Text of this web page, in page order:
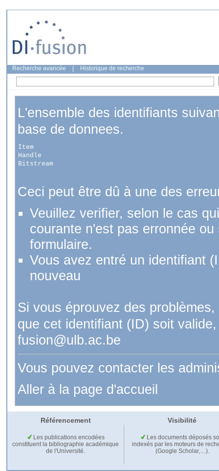
Recherche avancée Historique de recherche
L'ensemble des identifiants
base de donnees.
Item
Handle
Bitstream
Ceci peut être dû à une des
Veuillez verifier, selon le cas
courante n'est pas erronnée
formulaire.
Vous avez entré un identifiant
nouveau
Si vous éprouvez des
que cet identifiant (ID) soit
fusion@ulb.ac.be
Vous pouvez contacter les
Aller à la page d'accueil
Référencement Visibilité
Les publications encodées
constituent la bibliographie académique
de l'Université.
Les documents déposés
indexés par les moteurs de
(Google Scholar,…).